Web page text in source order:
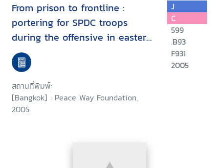
From prison to frontline :
portering for SPDC troops
during the offensive in eastern
Karen State, Burma, September-
October 2003
สถานที่พิมพ์:
[Bangkok] : Peace Way Foundation,
2005.
J
C
599
.B93
F931
2005